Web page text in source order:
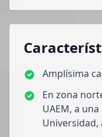
Amplísima
En zona
UAEM, a
Universidad,